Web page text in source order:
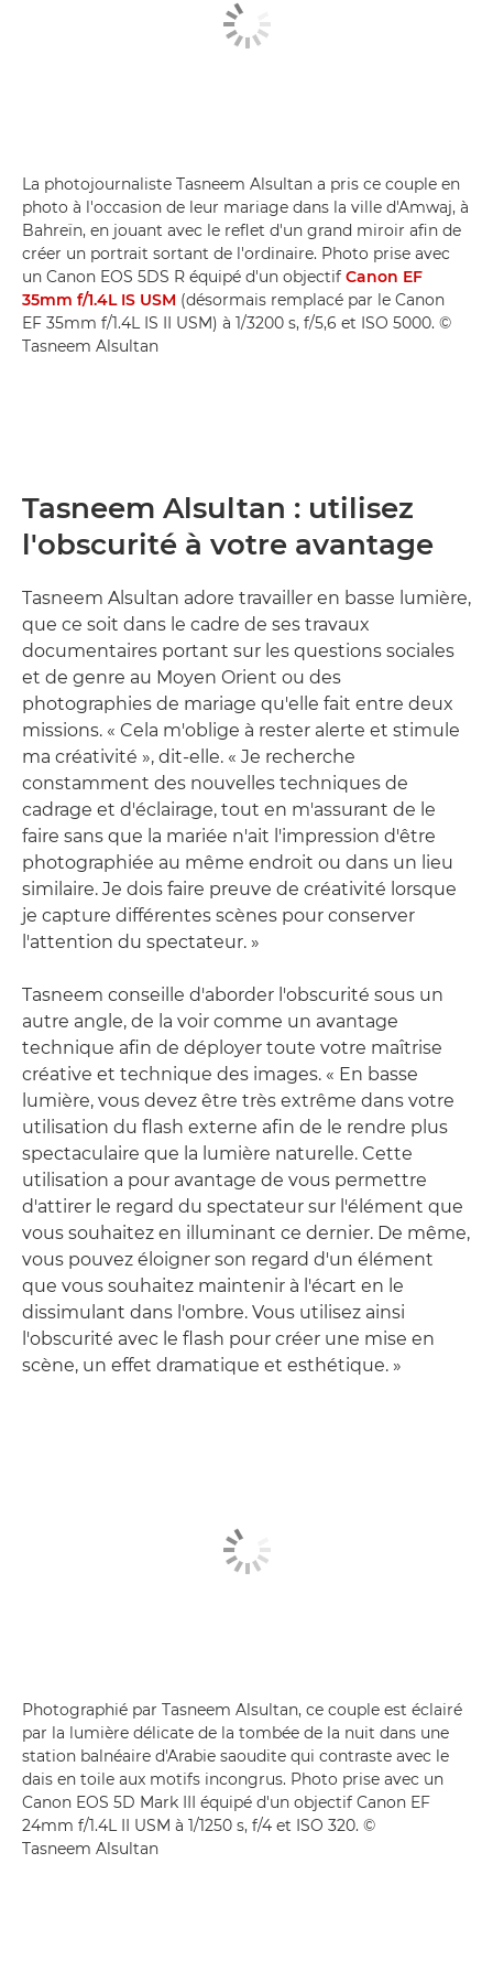
La photojournaliste Tasneem Alsultan a pris ce couple en
photo à l'occasion de leur mariage dans la ville d'Amwaj, à
Bahreïn, en jouant avec le reflet d'un grand miroir afin de
créer un portrait sortant de l'ordinaire. Photo prise avec
un Canon EOS 5DS R équipé d'un objectif Canon EF
35mm f/1.4L IS USM (désormais remplacé par le Canon
EF 35mm f/1.4L IS II USM) à 1/3200 s, f/5,6 et ISO 5000. ©
Tasneem Alsultan
Tasneem Alsultan : utilisez
l'obscurité à votre avantage
Tasneem Alsultan adore travailler en basse lumière,
que ce soit dans le cadre de ses travaux
documentaires portant sur les questions sociales
et de genre au Moyen Orient ou des
photographies de mariage qu'elle fait entre deux
missions. « Cela m'oblige à rester alerte et stimule
ma créativité », dit-elle. « Je recherche
constamment des nouvelles techniques de
cadrage et d'éclairage, tout en m'assurant de le
faire sans que la mariée n'ait l'impression d'être
photographiée au même endroit ou dans un lieu
similaire. Je dois faire preuve de créativité lorsque
je capture différentes scènes pour conserver
l'attention du spectateur. »
Tasneem conseille d'aborder l'obscurité sous un
autre angle, de la voir comme un avantage
technique afin de déployer toute votre maîtrise
créative et technique des images. « En basse
lumière, vous devez être très extrême dans votre
utilisation du flash externe afin de le rendre plus
spectaculaire que la lumière naturelle. Cette
utilisation a pour avantage de vous permettre
d'attirer le regard du spectateur sur l'élément que
vous souhaitez en illuminant ce dernier. De même,
vous pouvez éloigner son regard d'un élément
que vous souhaitez maintenir à l'écart en le
dissimulant dans l'ombre. Vous utilisez ainsi
l'obscurité avec le flash pour créer une mise en
scène, un effet dramatique et esthétique. »
Photographié par Tasneem Alsultan, ce couple est éclairé
par la lumière délicate de la tombée de la nuit dans une
station balnéaire d'Arabie saoudite qui contraste avec le
dais en toile aux motifs incongrus. Photo prise avec un
Canon EOS 5D Mark III équipé d'un objectif Canon EF
24mm f/1.4L II USM à 1/1250 s, f/4 et ISO 320. ©
Tasneem Alsultan